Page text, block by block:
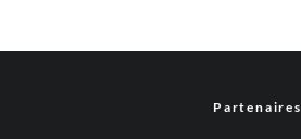
Partenaires